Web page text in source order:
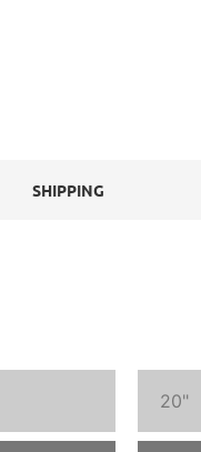
SHIPPING
20"